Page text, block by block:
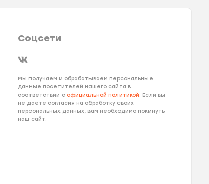
Соцсети
Мы получаем и обрабатываем персональные
данные посетителей нашего сайта в
соответствии с официальной политикой. Если вы
не даете согласия на обработку своих
персональных данных, вам необходимо покинуть
наш сайт.